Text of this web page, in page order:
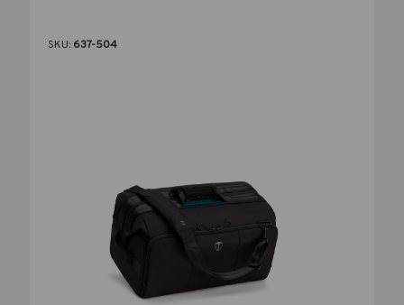
SKU: 637-504